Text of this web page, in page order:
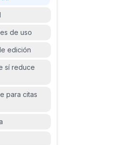
de uso
edición
sí reduce
para citas